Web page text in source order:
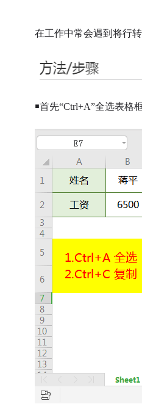
在工作中常会遇到将行
￭首先“Ctrl+A”全选表格